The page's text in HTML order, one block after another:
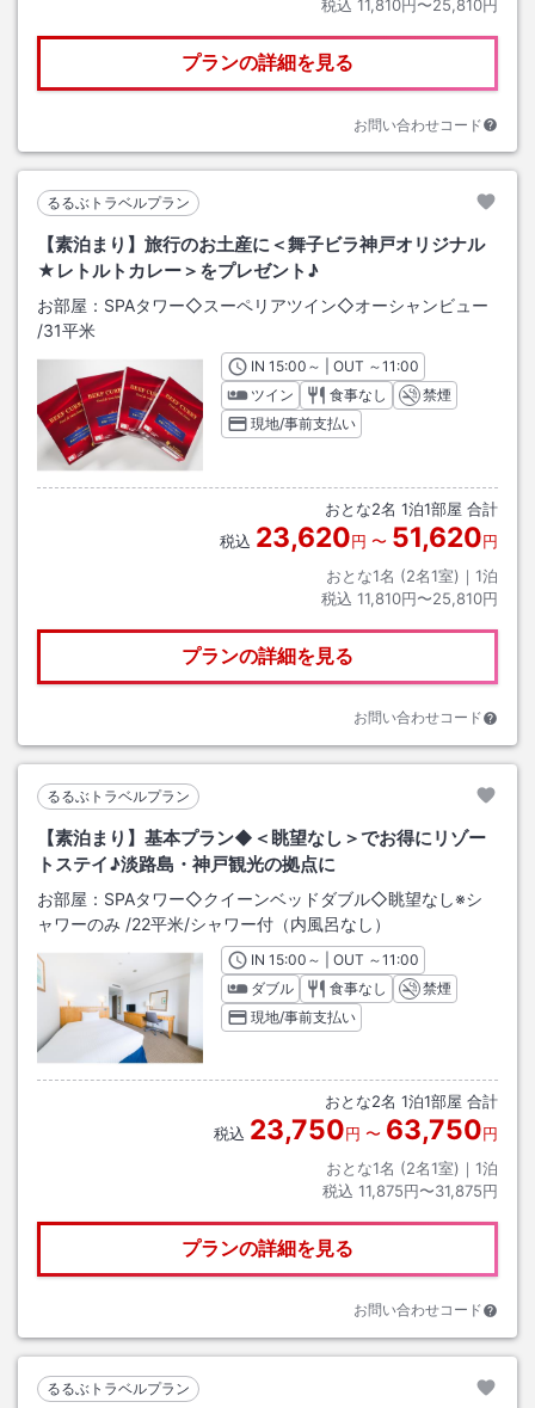
税込 11,810円〜25,810円
プランの詳細を見る
お問い合わせコード
るるぶトラベルプラン
【素泊まり】旅行のお土産に＜舞子ビラ神戸オリジナル
★レトルトカレー＞をプレゼント♪
お部屋： SPAタワー◇スーペリアツイン◇オーシャンビュー
/31平米
INチェックイン
15:00 ～ | OUT チェックアウト
～11:00
ツイン
食事なし
禁煙
現地/事前支払い
おとな2名 1泊1部屋 合計
税込 23,620円 〜 51,620円
おとな1名 (2名1室)｜ 1泊
税込 11,810円〜25,810円
プランの詳細を見る
お問い合わせコード
るるぶトラベルプラン
【素泊まり】基本プラン◆＜眺望なし＞でお得にリゾー
トステイ♪淡路島・神戸観光の拠点に
お部屋： SPAタワー◇クイーンベッドダブル◇眺望なし※シ
ャワーのみ /22平米/シャワー付（内風呂なし）
INチェックイン
15:00 ～ | OUT チェックアウト
～11:00
ダブル
食事なし
禁煙
現地/事前支払い
おとな2名 1泊1部屋 合計
税込 23,750円 〜 63,750円
おとな1名 (2名1室)｜ 1泊
税込 11,875円〜31,875円
プランの詳細を見る
お問い合わせコード
るるぶトラベルプラン